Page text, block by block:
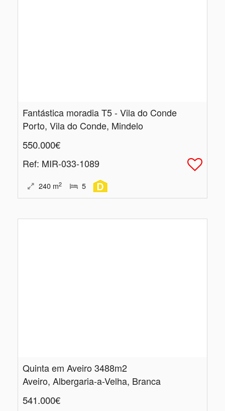
Fantástica moradia T5 - Vila do Conde
Porto, Vila do Conde, Mindelo
550.000€
Ref: MIR-033-1089
240 m2 5
Quinta em Aveiro 3488m2
Aveiro, Albergaria-a-Velha, Branca
541.000€